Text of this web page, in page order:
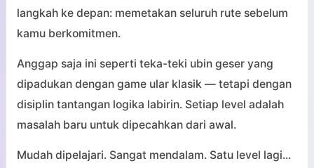
langkah ke depan: memetakan seluruh rute sebelum
kamu berkomitmen.
Anggap saja ini seperti teka-teki ubin geser yang
dipadukan dengan game ular klasik — tetapi dengan
disiplin tantangan logika labirin. Setiap level adalah
masalah baru untuk dipecahkan dari awal.
Mudah dipelajari. Sangat mendalam. Satu level lagi...